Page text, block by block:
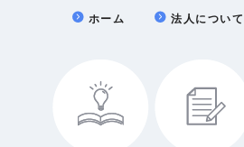
ホーム 法人について